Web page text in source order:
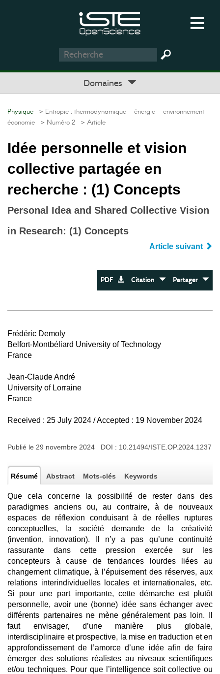
Domaines
Physique > Entropie : thermodynamique – énergie – environnement –
économie > Numéro 2 > Article
Idée personnelle et vision
collective partagée en
recherche : (1) Concepts
Personal Idea and Shared Collective Vision
in Research: (1) Concepts
Article suivant
PDF Citation Partager
Frédéric Demoly
Belfort-Montbéliard University of Technology
France
Jean-Claude André
University of Lorraine
France
Received : 25 July 2024 / Accepted : 19 November 2024
Publié le 29 novembre 2024 DOI : 10.21494/ISTE.OP.2024.1237
Résumé Abstract Mots-clés Keywords
Que cela concerne la possibilité de rester dans des
paradigmes anciens ou, au contraire, à de nouveaux
espaces de réflexion conduisant à de réelles ruptures
conceptuelles, la société demande de la créativité
(invention, innovation). Il n’y a pas qu’une continuité
rassurante dans cette pression exercée sur les
concepteurs à cause de tendances lourdes liées au
changement climatique, à l’épuisement des réserves, aux
relations interindividuelles locales et internationales, etc.
Si pour une part importante, cette démarche est plutôt
personnelle, avoir une (bonne) idée sans échanger avec
différents partenaires ne mène généralement pas loin. Il
faut envisager, d’une manière plus globale,
interdisciplinaire et prospective, la mise en traduction et en
approfondissement de l’amorce d’une idée afin de faire
émerger des solutions réalistes au niveaux scientifiques
et/ou techniques. Pour que l’intelligence soit collective ou